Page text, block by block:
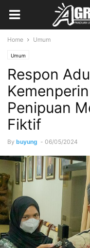
Home Umum
Umum
Respon
Penipuan
Fiktif
By buyung - 06/05/2024